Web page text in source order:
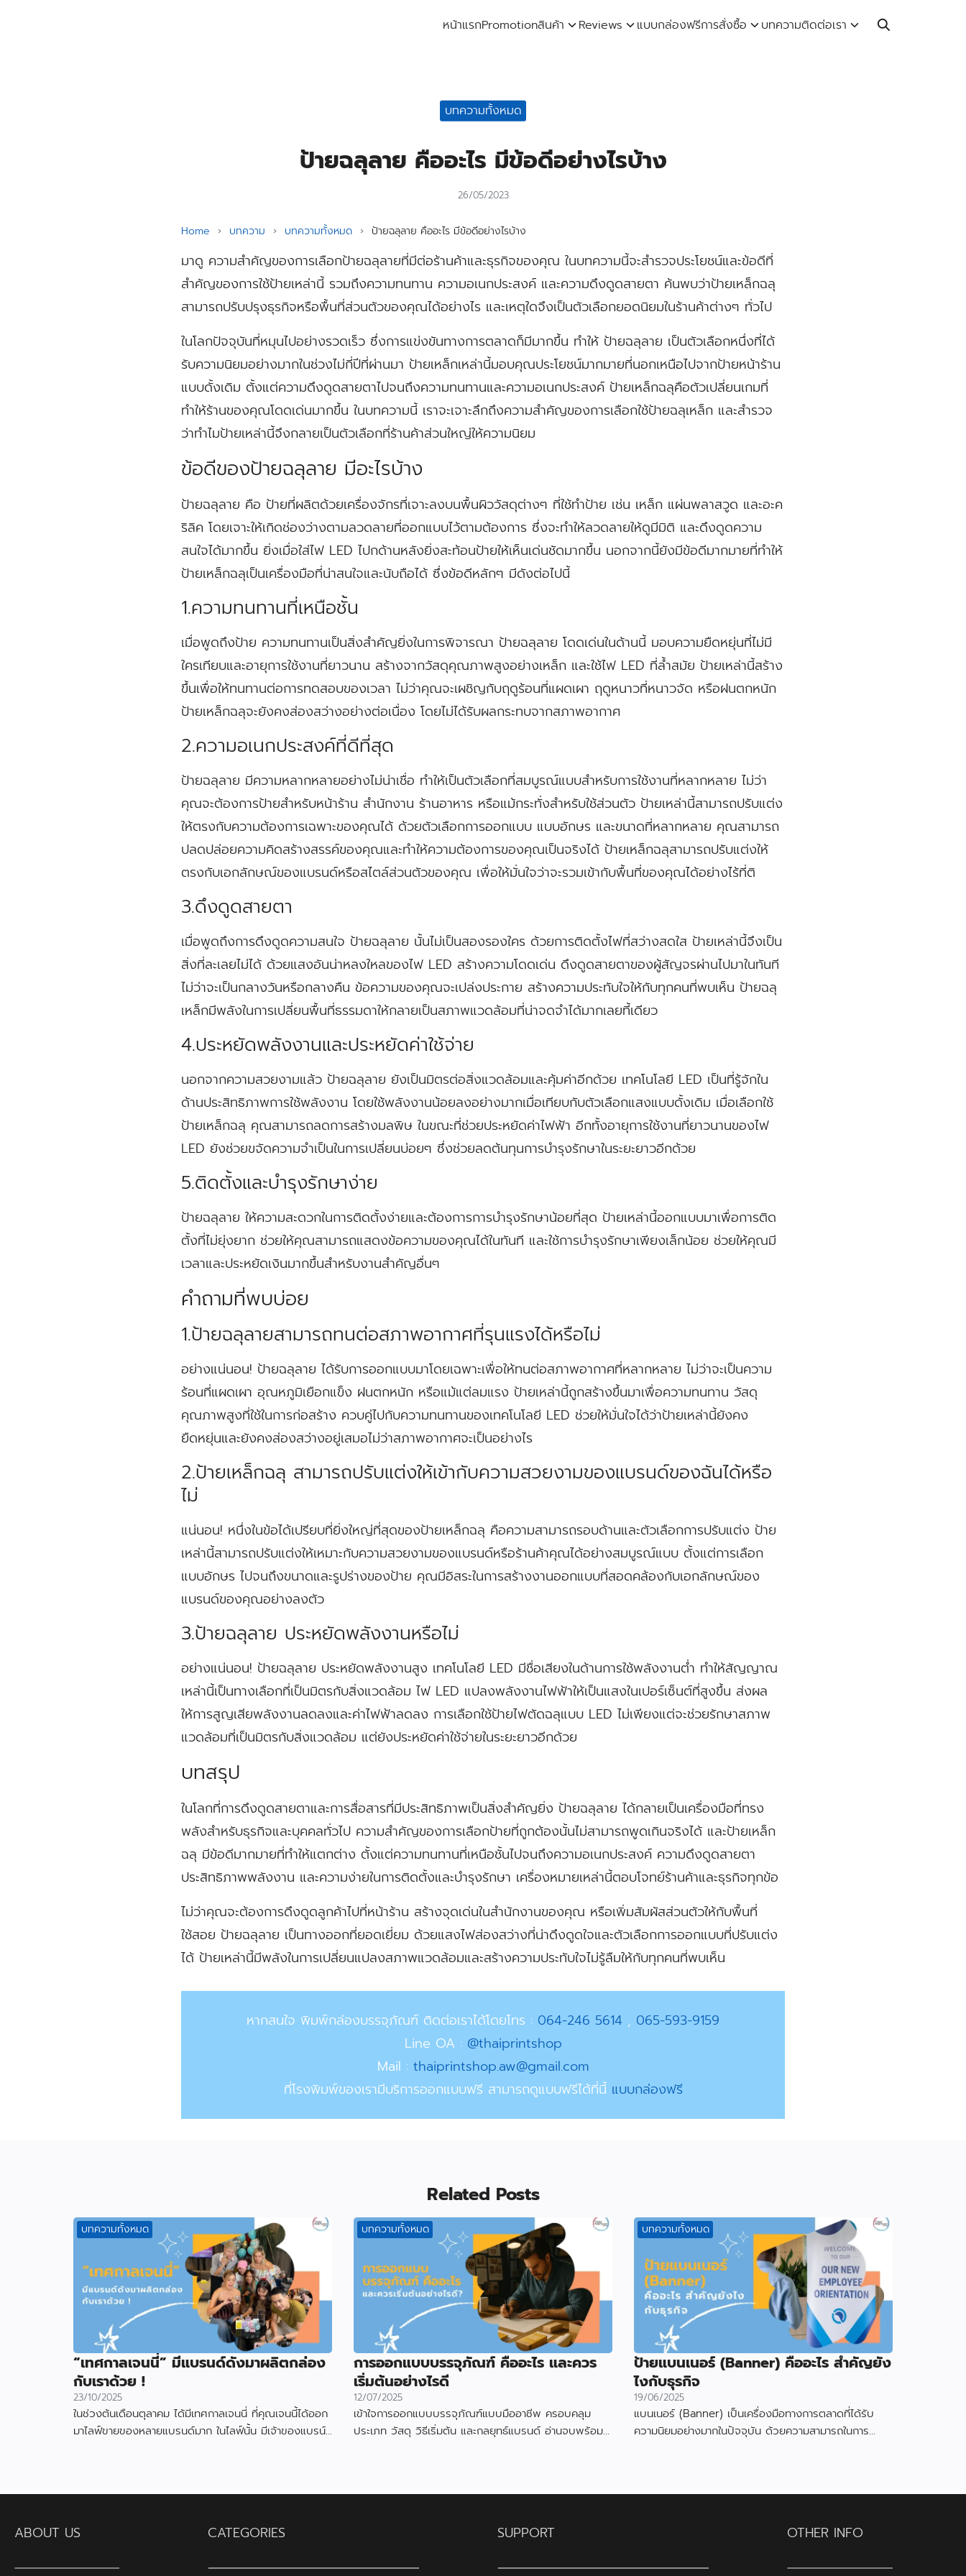
หน้าแรกPromotionสินค้า Reviews แบบกล่องฟรีการสั่งซื้อ บทความติดต่อเรา
บทความทั้งหมด
ป้ายฉลุลาย คืออะไร มีข้อดีอย่างไรบ้าง
26/05/2023
Home › บทความ › บทความทั้งหมด › ป้ายฉลุลาย คืออะไร มีข้อดีอย่างไรบ้าง
มาดู ความสำคัญของการเลือกป้ายฉลุลายที่มีต่อร้านค้าและธุรกิจของคุณ ในบทความนี้จะสำรวจประโยชน์และข้อดีที่
สำคัญของการใช้ป้ายเหล่านี้ รวมถึงความทนทาน ความอเนกประสงค์ และความดึงดูดสายตา ค้นพบว่าป้ายเหล็กฉลุ
สามารถปรับปรุงธุรกิจหรือพื้นที่ส่วนตัวของคุณได้อย่างไร และเหตุใดจึงเป็นตัวเลือกยอดนิยมในร้านค้าต่างๆ ทั่วไป
ในโลกปัจจุบันที่หมุนไปอย่างรวดเร็ว ซึ่งการแข่งขันทางการตลาดก็มีมากขึ้น ทำให้ ป้ายฉลุลาย เป็นตัวเลือกหนึ่งที่ได้
รับความนิยมอย่างมากในช่วงไม่กี่ปีที่ผ่านมา ป้ายเหล็กเหล่านี้มอบคุณประโยชน์มากมายที่นอกเหนือไปจากป้ายหน้าร้าน
แบบดั้งเดิม ตั้งแต่ความดึงดูดสายตาไปจนถึงความทนทานและความอเนกประสงค์ ป้ายเหล็กฉลุคือตัวเปลี่ยนเกมที่
ทำให้ร้านของคุณโดดเด่นมากขึ้น ในบทความนี้ เราจะเจาะลึกถึงความสำคัญของการเลือกใช้ป้ายฉลุเหล็ก และสำรวจ
ว่าทำไมป้ายเหล่านี้จึงกลายเป็นตัวเลือกที่ร้านค้าส่วนใหญ่ให้ความนิยม
ข้อดีของป้ายฉลุลาย มีอะไรบ้าง
ป้ายฉลุลาย คือ ป้ายที่ผลิตด้วยเครื่องจักรที่เจาะลงบนพื้นผิววัสดุต่างๆ ที่ใช้ทำป้าย เช่น เหล็ก แผ่นพลาสวูด และอะค
ริลิค โดยเจาะให้เกิดช่องว่างตามลวดลายที่ออกแบบไว้ตามต้องการ ซึ่งจะทำให้ลวดลายให้ดูมีมิติ และดึงดูดความ
สนใจได้มากขึ้น ยิ่งเมื่อใส่ไฟ LED ไปกด้านหลังยิ่งสะท้อนป้ายให้เห็นเด่นชัดมากขึ้น นอกจากนี้ยังมีข้อดีมากมายที่ทำให้
ป้ายเหล็กฉลุเป็นเครื่องมือที่น่าสนใจและนับถือได้ ซึ่งข้อดีหลักๆ มีดังต่อไปนี้
1.ความทนทานที่เหนือชั้น
เมื่อพูดถึงป้าย ความทนทานเป็นสิ่งสำคัญยิ่งในการพิจารณา ป้ายฉลุลาย โดดเด่นในด้านนี้ มอบความยืดหยุ่นที่ไม่มี
ใครเทียบและอายุการใช้งานที่ยาวนาน สร้างจากวัสดุคุณภาพสูงอย่างเหล็ก และใช้ไฟ LED ที่ล้ำสมัย ป้ายเหล่านี้สร้าง
ขึ้นเพื่อให้ทนทานต่อการทดสอบของเวลา ไม่ว่าคุณจะเผชิญกับฤดูร้อนที่แผดเผา ฤดูหนาวที่หนาวจัด หรือฝนตกหนัก
ป้ายเหล็กฉลุจะยังคงส่องสว่างอย่างต่อเนื่อง โดยไม่ได้รับผลกระทบจากสภาพอากาศ
2.ความอเนกประสงค์ที่ดีที่สุด
ป้ายฉลุลาย มีความหลากหลายอย่างไม่น่าเชื่อ ทำให้เป็นตัวเลือกที่สมบูรณ์แบบสำหรับการใช้งานที่หลากหลาย ไม่ว่า
คุณจะต้องการป้ายสำหรับหน้าร้าน สำนักงาน ร้านอาหาร หรือแม้กระทั่งสำหรับใช้ส่วนตัว ป้ายเหล่านี้สามารถปรับแต่ง
ให้ตรงกับความต้องการเฉพาะของคุณได้ ด้วยตัวเลือกการออกแบบ แบบอักษร และขนาดที่หลากหลาย คุณสามารถ
ปลดปล่อยความคิดสร้างสรรค์ของคุณและทำให้ความต้องการของคุณเป็นจริงได้ ป้ายเหล็กฉลุสามารถปรับแต่งให้
ตรงกับเอกลักษณ์ของแบรนด์หรือสไตล์ส่วนตัวของคุณ เพื่อให้มั่นใจว่าจะรวมเข้ากับพื้นที่ของคุณได้อย่างไร้ที่ติ
3.ดึงดูดสายตา
เมื่อพูดถึงการดึงดูดความสนใจ ป้ายฉลุลาย นั้นไม่เป็นสองรองใคร ด้วยการติดตั้งไฟที่สว่างสดใส ป้ายเหล่านี้จึงเป็น
สิ่งที่ละเลยไม่ได้ ด้วยแสงอันน่าหลงใหลของไฟ LED สร้างความโดดเด่น ดึงดูดสายตาของผู้สัญจรผ่านไปมาในทันที
ไม่ว่าจะเป็นกลางวันหรือกลางคืน ข้อความของคุณจะเปล่งประกาย สร้างความประทับใจให้กับทุกคนที่พบเห็น ป้ายฉลุ
เหล็กมีพลังในการเปลี่ยนพื้นที่ธรรมดาให้กลายเป็นสภาพแวดล้อมที่น่าจดจำได้มากเลยที้เดียว
4.ประหยัดพลังงานและประหยัดค่าใช้จ่าย
นอกจากความสวยงามแล้ว ป้ายฉลุลาย ยังเป็นมิตรต่อสิ่งแวดล้อมและคุ้มค่าอีกด้วย เทคโนโลยี LED เป็นที่รู้จักใน
ด้านประสิทธิภาพการใช้พลังงาน โดยใช้พลังงานน้อยลงอย่างมากเมื่อเทียบกับตัวเลือกแสงแบบดั้งเดิม เมื่อเลือกใช้
ป้ายเหล็กฉลุ คุณสามารถลดการสร้างมลพิษ ในขณะที่ช่วยประหยัดค่าไฟฟ้า อีกทั้งอายุการใช้งานที่ยาวนานของไฟ
LED ยังช่วยขจัดความจำเป็นในการเปลี่ยนบ่อยๆ ซึ่งช่วยลดต้นทุนการบำรุงรักษาในระยะยาวอีกด้วย
5.ติดตั้งและบำรุงรักษาง่าย
ป้ายฉลุลาย ให้ความสะดวกในการติดตั้งง่ายและต้องการการบำรุงรักษาน้อยที่สุด ป้ายเหล่านี้ออกแบบมาเพื่อการติด
ตั้งที่ไม่ยุ่งยาก ช่วยให้คุณสามารถแสดงข้อความของคุณได้ในทันที และใช้การบำรุงรักษาเพียงเล็กน้อย ช่วยให้คุณมี
เวลาและประหยัดเงินมากขึ้นสำหรับงานสำคัญอื่นๆ
คำถามที่พบบ่อย
1.ป้ายฉลุลายสามารถทนต่อสภาพอากาศที่รุนแรงได้หรือไม่
อย่างแน่นอน! ป้ายฉลุลาย ได้รับการออกแบบมาโดยเฉพาะเพื่อให้ทนต่อสภาพอากาศที่หลากหลาย ไม่ว่าจะเป็นความ
ร้อนที่แผดเผา อุณหภูมิเยือกแข็ง ฝนตกหนัก หรือแม้แต่ลมแรง ป้ายเหล่านี้ถูกสร้างขึ้นมาเพื่อความทนทาน วัสดุ
คุณภาพสูงที่ใช้ในการก่อสร้าง ควบคู่ไปกับความทนทานของเทคโนโลยี LED ช่วยให้มั่นใจได้ว่าป้ายเหล่านี้ยังคง
ยืดหยุ่นและยังคงส่องสว่างอยู่เสมอไม่ว่าสภาพอากาศจะเป็นอย่างไร
2.ป้ายเหล็กฉลุ สามารถปรับแต่งให้เข้ากับความสวยงามของแบรนด์ของฉันได้หรือ
ไม่
แน่นอน! หนึ่งในข้อได้เปรียบที่ยิ่งใหญ่ที่สุดของป้ายเหล็กฉลุ คือความสามารถรอบด้านและตัวเลือกการปรับแต่ง ป้าย
เหล่านี้สามารถปรับแต่งให้เหมาะกับความสวยงามของแบรนด์หรือร้านค้าคุณได้อย่างสมบูรณ์แบบ ตั้งแต่การเลือก
แบบอักษร ไปจนถึงขนาดและรูปร่างของป้าย คุณมีอิสระในการสร้างงานออกแบบที่สอดคล้องกับเอกลักษณ์ของ
แบรนด์ของคุณอย่างลงตัว
3.ป้ายฉลุลาย ประหยัดพลังงานหรือไม่
อย่างแน่นอน! ป้ายฉลุลาย ประหยัดพลังงานสูง เทคโนโลยี LED มีชื่อเสียงในด้านการใช้พลังงานต่ำ ทำให้สัญญาณ
เหล่านี้เป็นทางเลือกที่เป็นมิตรกับสิ่งแวดล้อม ไฟ LED แปลงพลังงานไฟฟ้าให้เป็นแสงในเปอร์เซ็นต์ที่สูงขึ้น ส่งผล
ให้การสูญเสียพลังงานลดลงและค่าไฟฟ้าลดลง การเลือกใช้ป้ายไฟตัดฉลุแบบ LED ไม่เพียงแต่จะช่วยรักษาสภาพ
แวดล้อมที่เป็นมิตรกับสิ่งแวดล้อม แต่ยังประหยัดค่าใช้จ่ายในระยะยาวอีกด้วย
บทสรุป
ในโลกที่การดึงดูดสายตาและการสื่อสารที่มีประสิทธิภาพเป็นสิ่งสำคัญยิ่ง ป้ายฉลุลาย ได้กลายเป็นเครื่องมือที่ทรง
พลังสำหรับธุรกิจและบุคคลทั่วไป ความสำคัญของการเลือกป้ายที่ถูกต้องนั้นไม่สามารถพูดเกินจริงได้ และป้ายเหล็ก
ฉลุ มีข้อดีมากมายที่ทำให้แตกต่าง ตั้งแต่ความทนทานที่เหนือชั้นไปจนถึงความอเนกประสงค์ ความดึงดูดสายตา
ประสิทธิภาพพลังงาน และความง่ายในการติดตั้งและบำรุงรักษา เครื่องหมายเหล่านี้ตอบโจทย์ร้านค้าและธุรกิจทุกข้อ
ไม่ว่าคุณจะต้องการดึงดูดลูกค้าไปที่หน้าร้าน สร้างจุดเด่นในสำนักงานของคุณ หรือเพิ่มสัมผัสส่วนตัวให้กับพื้นที่
ใช้สอย ป้ายฉลุลาย เป็นทางออกที่ยอดเยี่ยม ด้วยแสงไฟส่องสว่างที่น่าดึงดูดใจและตัวเลือกการออกแบบที่ปรับแต่ง
ได้ ป้ายเหล่านี้มีพลังในการเปลี่ยนแปลงสภาพแวดล้อมและสร้างความประทับใจไม่รู้ลืมให้กับทุกคนที่พบเห็น
หากสนใจ พิมพ์กล่องบรรจุภัณฑ์ ติดต่อเราได้โดยโทร : 064-246 5614 , 065-593-9159
Line OA : @thaiprintshop
Mail : thaiprintshop.aw@gmail.com
ที่โรงพิมพ์ของเรามีบริการออกแบบฟรี สามารถดูแบบฟรีได้ที่นี้ แบบกล่องฟรี
Related Posts
บทความทั้งหมด
“เทศกาลเจนนี่” มีแบรนด์ดังมาผลิตกล่อง
กับเราด้วย !
23/10/2025
ในช่วงต้นเดือนตุลาคม ได้มีเทศกาลเจนนี่ ที่คุณเจนนี้ได้ออก
มาไลฟ์ขายของหลายแบรนด์มาก ในไลฟ์นั้น มีเจ้าของแบรน์
บทความทั้งหมด
การออกแบบบรรจุภัณฑ์ คืออะไร และควร
เริ่มต้นอย่างไรดี
12/07/2025
เข้าใจการออกแบบบรรจุภัณฑ์แบบมืออาชีพ ครอบคลุม
ประเภท วัสดุ วิธีเริ่มต้น และกลยุทธ์แบรนด์ อ่านจบพร้อม
บทความทั้งหมด
ป้ายแบนเนอร์ (Banner) คืออะไร สำคัญยัง
ไงกับธุรกิจ
19/06/2025
แบนเนอร์ (Banner) เป็นเครื่องมือทางการตลาดที่ได้รับ
ความนิยมอย่างมากในปัจจุบัน ด้วยความสามารถในการ
ABOUT US CATEGORIES SUPPORT OTHER INFO